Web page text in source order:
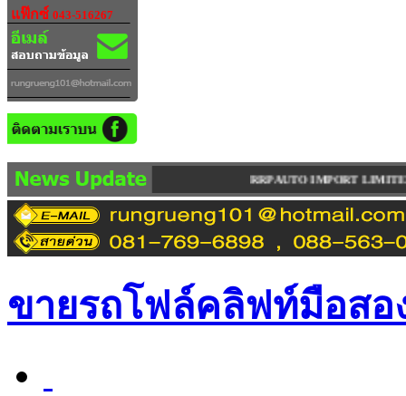
แฟ๊กซ์ 043-516267
RRP AUTO IMPORT LIMITED
ขายรถโฟล์คลิฟท์มือสอ